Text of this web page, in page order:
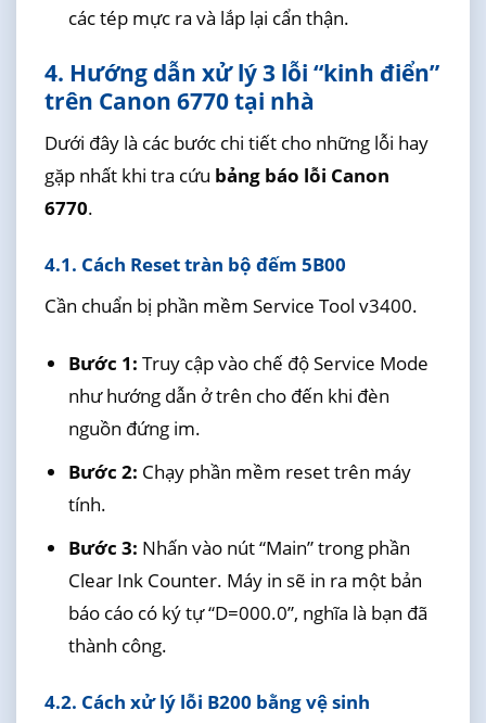
các tép mực ra và lắp lại cẩn thận.
4. Hướng dẫn xử lý 3 lỗi “kinh điển”
trên Canon 6770 tại nhà
Dưới đây là các bước chi tiết cho những lỗi hay
gặp nhất khi tra cứu bảng báo lỗi Canon
6770.
4.1. Cách Reset tràn bộ đếm 5B00
Cần chuẩn bị phần mềm Service Tool v3400.
Bước 1: Truy cập vào chế độ Service Mode
như hướng dẫn ở trên cho đến khi đèn
nguồn đứng im.
Bước 2: Chạy phần mềm reset trên máy
tính.
Bước 3: Nhấn vào nút “Main” trong phần
Clear Ink Counter. Máy in sẽ in ra một bản
báo cáo có ký tự “D=000.0”, nghĩa là bạn đã
thành công.
4.2. Cách xử lý lỗi B200 bằng vệ sinh